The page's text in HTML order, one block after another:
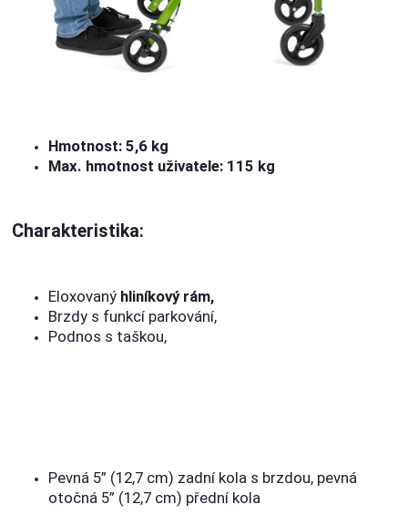
Hmotnost: 5,6 kg
Max. hmotnost uživatele: 115 kg
Charakteristika:
Eloxovaný hliníkový rám,
Brzdy s funkcí parkování,
Podnos s taškou,
Pevná 5” (12,7 cm) zadní kola s brzdou, pevná
otočná 5” (12,7 cm) přední kola